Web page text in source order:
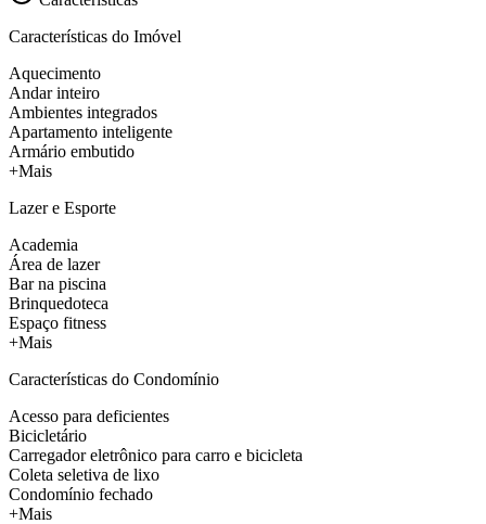
Características do Imóvel
Aquecimento
Andar inteiro
Ambientes integrados
Apartamento inteligente
Armário embutido
+Mais
Lazer e Esporte
Academia
Área de lazer
Bar na piscina
Brinquedoteca
Espaço fitness
+Mais
Características do Condomínio
Acesso para deficientes
Bicicletário
Carregador eletrônico para carro e bicicleta
Coleta seletiva de lixo
Condomínio fechado
+Mais